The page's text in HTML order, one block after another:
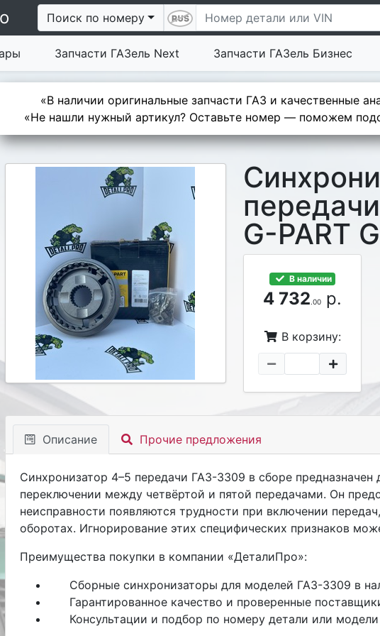
Поиск по номеру
Запчасти ГАЗель Next Запчасти ГАЗель Бизнес
«В наличии оригинальные запчасти ГАЗ и качественные
«Не нашли нужный артикул? Оставьте номер — поможем
G-PART
В наличии
4 732.00р.
В корзину:
Описание Прочие предложения
Синхронизатор 4–5 передачи ГАЗ-3309 в сборепредназначен
переключении между четвёртой и пятой передачами. Он
неисправности появляются трудности при включении
оборотах. Игнорирование этих специфических признаков
Преимущества покупки в компании «ДеталиПро»:
Сборные синхронизаторы для моделей ГАЗ-3309 в
Гарантированное качество и проверенные
Консультации и подбор по номеру детали или модели